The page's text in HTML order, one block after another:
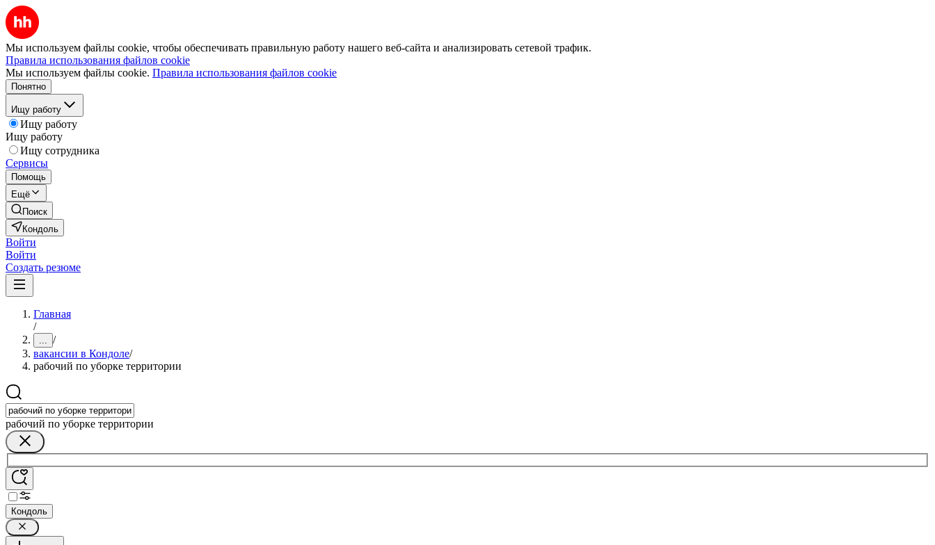
Мы используем файлы cookie, чтобы обеспечивать правильную работу нашего веб-сайта и анализировать сетевой трафик.
Правила использования файлов cookie
Мы используем файлы cookie. Правила использования файлов cookie
Понятно
Ищу работу
Ищу работу
Ищу работу
Ищу сотрудника
Сервисы
Помощь
Ещё
Поиск
Кондоль
Войти
Войти
Создать резюме
Главная
/
... /
вакансии в Кондоле/
рабочий по уборке территории
рабочий по уборке территории
Кондоль